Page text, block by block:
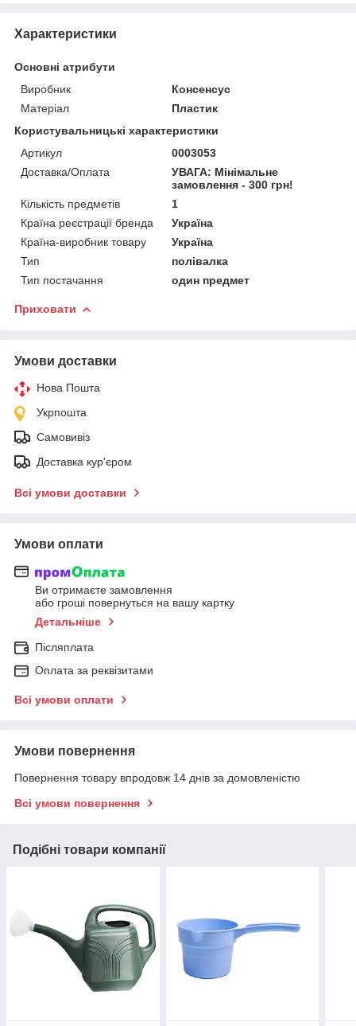
Характеристики
Основні атрибути
Виробник
Консенсус
Матеріал
Пластик
Користувальницькі характеристики
Артикул
0003053
Доставка/Оплата
УВАГА: Мінімальне
замовлення - 300 грн!
Кількість предметів
1
Країна реєстрації бренда
Україна
Країна-виробник товару
Україна
Тип
полівалка
Тип постачання
один предмет
Приховати
Умови доставки
Нова Пошта
Укрпошта
Самовивіз
Доставка кур'єром
Всі умови доставки
Умови оплати
Ви отримаєте замовлення
або гроші повернуться на вашу картку
Детальніше
Післяплата
Оплата за реквізитами
Всі умови оплати
Умови повернення
Повернення товару впродовж 14 днів за домовленістю
Всі умови повернення
Подібні товари компанії